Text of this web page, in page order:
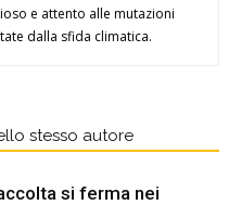
e attento alle mutazioni
dalla sfida climatica.
stesso autore
si ferma nei